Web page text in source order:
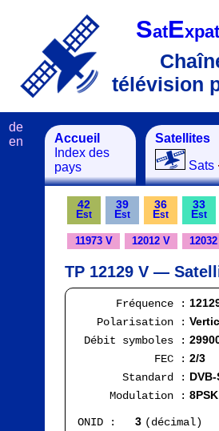
SatE
télévision
Accueil
Index des
pays
Satellites
Sats
de
en
42
Est
39
Est
36
Est
33
Est
11973 V 12012 V 12032
TP 12129 V —
Fréquence :
Polarisation :
Débit symboles :
FEC : 2/3
Standard : DVB-
Modulation : 8PSK
ONID : 3 (décimal)